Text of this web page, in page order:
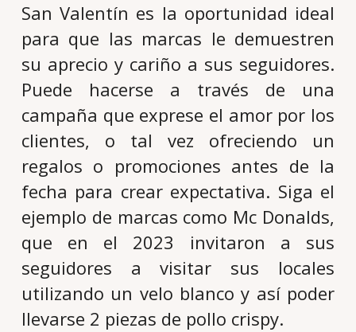
San Valentín es la oportunidad ideal
para que las marcas le demuestren
su aprecio y cariño a sus seguidores.
Puede hacerse a través de una
campaña que exprese el amor por los
clientes, o tal vez ofreciendo un
regalos o promociones antes de la
fecha para crear expectativa. Siga el
ejemplo de marcas como Mc Donalds,
que en el 2023 invitaron a sus
seguidores a visitar sus locales
utilizando un velo blanco y así poder
llevarse 2 piezas de pollo crispy.